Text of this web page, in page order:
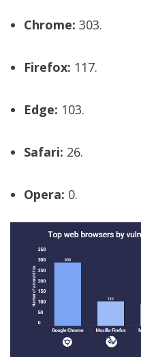
(CC) 2006-
2026.Algunos
Chrome: 303.
Firefox: 117.
Edge: 103.
Safari: 26.
Opera: 0.